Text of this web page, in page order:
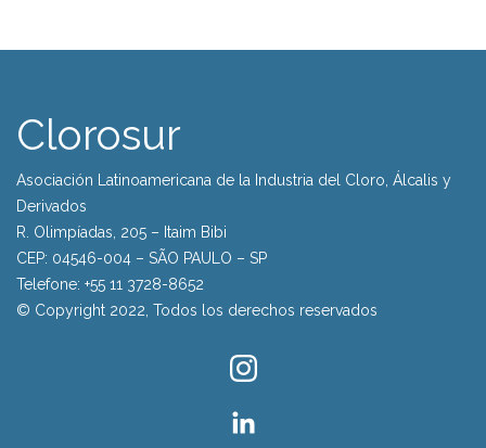
Clorosur
Asociación Latinoamericana de la Industria del Cloro, Álcalis y
Derivados
R. Olimpíadas, 205 – Itaim Bibi
CEP: 04546-004 – SÃO PAULO – SP
Telefone: +55 11 3728-8652
© Copyright 2022, Todos los derechos reservados